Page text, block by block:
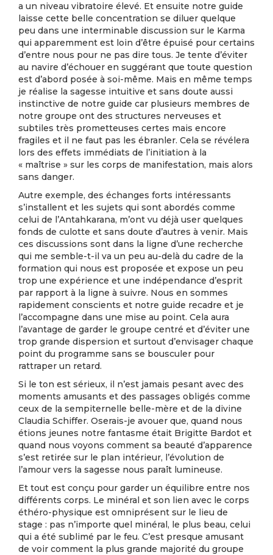
a un niveau vibratoire élevé. Et ensuite notre guide
laisse cette belle concentration se diluer quelque
peu dans une interminable discussion sur le Karma
qui apparemment est loin d’être épuisé pour certains
d’entre nous pour ne pas dire tous. Je tente d’éviter
au navire d’échouer en suggérant que toute question
est d’abord posée à soi-même. Mais en même temps
je réalise la sagesse intuitive et sans doute aussi
instinctive de notre guide car plusieurs membres de
notre groupe ont des structures nerveuses et
subtiles très prometteuses certes mais encore
fragiles et il ne faut pas les ébranler. Cela se révélera
lors des effets immédiats de l’initiation à la
« maîtrise » sur les corps de manifestation, mais alors
sans danger.
Autre exemple, des échanges forts intéressants
s’installent et les sujets qui sont abordés comme
celui de l’Antahkarana, m’ont vu déjà user quelques
fonds de culotte et sans doute d’autres à venir. Mais
ces discussions sont dans la ligne d’une recherche
qui me semble-t-il va un peu au-delà du cadre de la
formation qui nous est proposée et expose un peu
trop une expérience et une indépendance d’esprit
par rapport à la ligne à suivre. Nous en sommes
rapidement conscients et notre guide recadre et je
l’accompagne dans une mise au point. Cela aura
l’avantage de garder le groupe centré et d’éviter une
trop grande dispersion et surtout d’envisager chaque
point du programme sans se bousculer pour
rattraper un retard.
Si le ton est sérieux, il n’est jamais pesant avec des
moments amusants et des passages obligés comme
ceux de la sempiternelle belle-mère et de la divine
Claudia Schiffer. Oserais-je avouer que, quand nous
étions jeunes notre fantasme était Brigitte Bardot et
quand nous voyons comment sa beauté d’apparence
s’est retirée sur le plan intérieur, l’évolution de
l’amour vers la sagesse nous paraît lumineuse.
Et tout est conçu pour garder un équilibre entre nos
différents corps. Le minéral et son lien avec le corps
éthéro-physique est omniprésent sur le lieu de
stage : pas n’importe quel minéral, le plus beau, celui
qui a été sublimé par le feu. C’est presque amusant
de voir comment la plus grande majorité du groupe